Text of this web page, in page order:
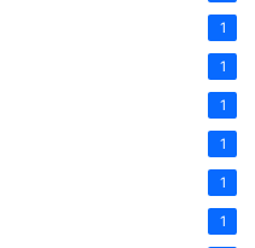
1
1
1
1
1
1